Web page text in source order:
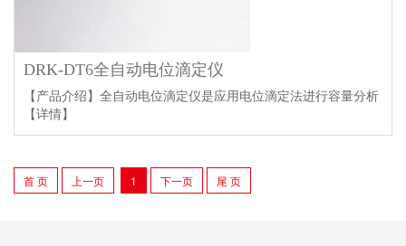
DRK-DT6全自动电位滴定仪
【产品介绍】全自动电位滴定仪是应用电位滴定法进行容量分析
【详情】
首 页 上一页 1 下一页 尾 页